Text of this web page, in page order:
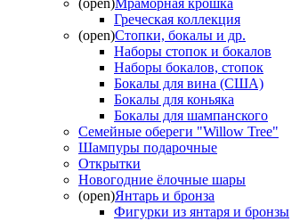
(open)Мраморная крошка
Греческая коллекция
(open)Стопки, бокалы и др.
Наборы стопок и бокалов
Наборы бокалов, стопок
Бокалы для вина (США)
Бокалы для коньяка
Бокалы для шампанского
Семейные обереги "Willow Tree"
Шампуры подарочные
Открытки
Новогодние ёлочные шары
(open)Янтарь и бронза
Фигурки из янтаря и бронзы